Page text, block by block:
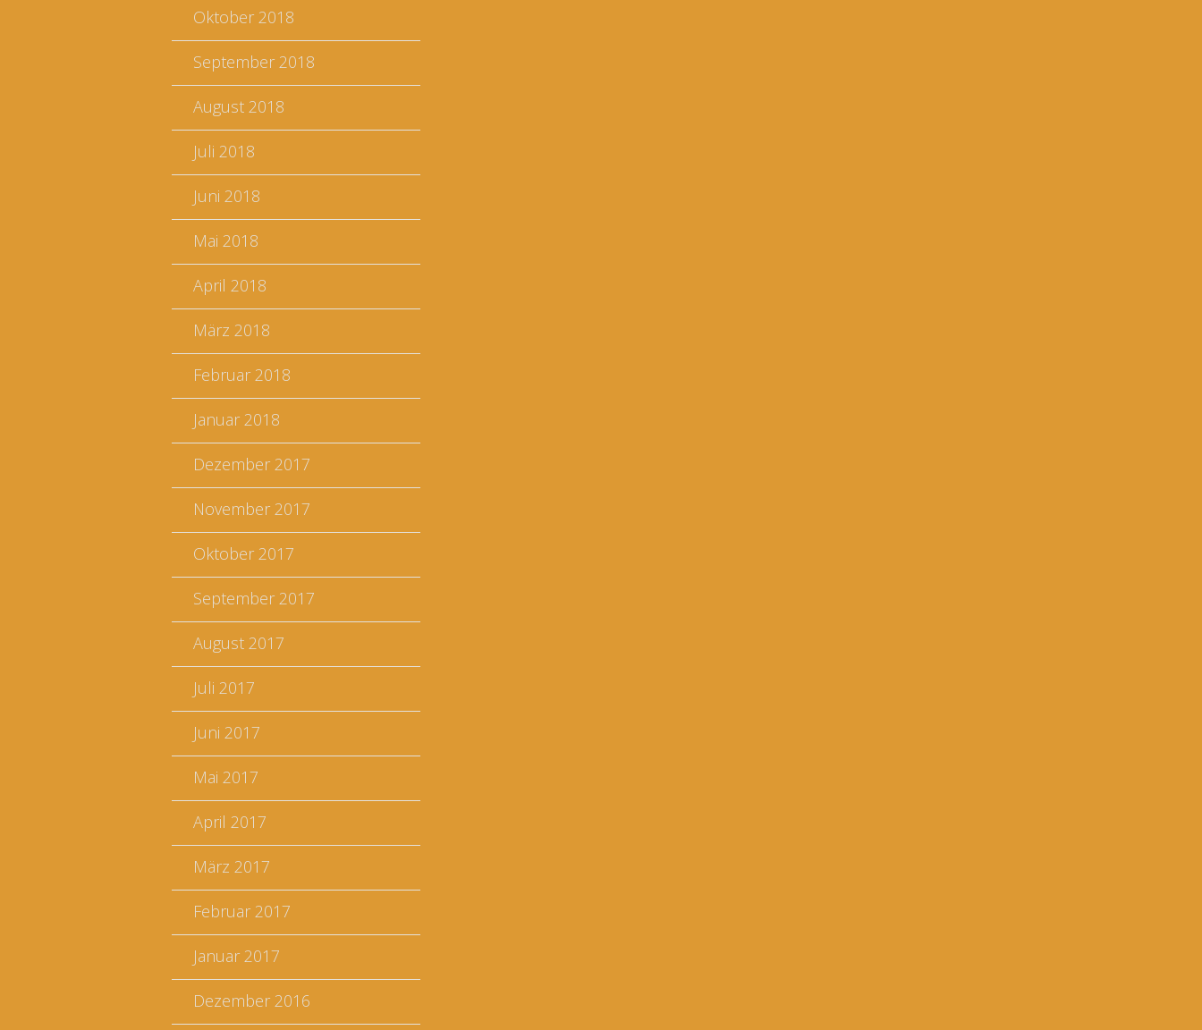
Oktober 2018
September 2018
August 2018
Juli 2018
Juni 2018
Mai 2018
April 2018
März 2018
Februar 2018
Januar 2018
Dezember 2017
November 2017
Oktober 2017
September 2017
August 2017
Juli 2017
Juni 2017
Mai 2017
April 2017
März 2017
Februar 2017
Januar 2017
Dezember 2016